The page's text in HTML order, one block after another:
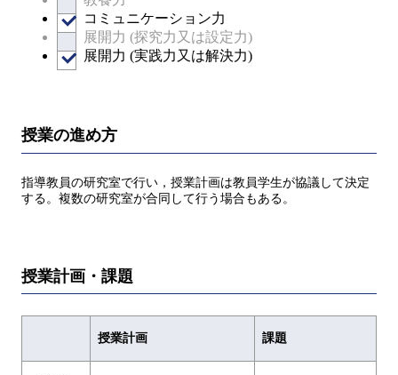
コミュニケーション力
展開力 (探究力又は設定力)
展開力 (実践力又は解決力)
授業の進め方
指導教員の研究室で行い，授業計画は教員学生が協議して決定
する。複数の研究室が合同して行う場合もある。
授業計画・課題
授業計画 課題